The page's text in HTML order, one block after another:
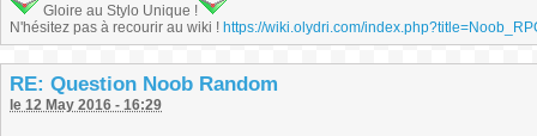
Gloire au Stylo Unique !
N'hésitez pas à recourir au wiki ! https://wiki.olydri.com/
RE: Question Noob Random
le 12 May 2016 - 16:29